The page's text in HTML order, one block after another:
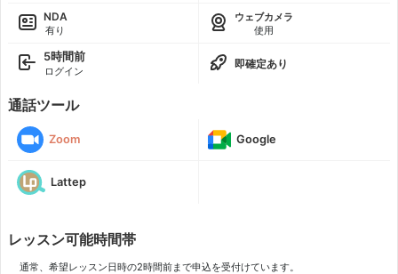
NDA
有り
ウェブカメラ
使用
5時間前
ログイン
即確定あり
通話ツール
Zoom Google
Lattep
レッスン可能時間帯
通常、希望レッスン日時の2時間前まで申込を受付けています。